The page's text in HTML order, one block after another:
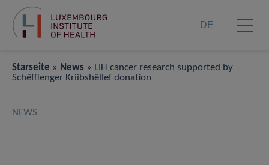
DE
Starseite » News » LIH cancer research supported by
Schëfflenger Kriibshëllef donation
NEWS